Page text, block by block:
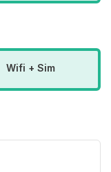
Wifi + Sim